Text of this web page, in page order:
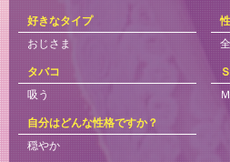
好きなタイプ
おじさま
タバコ
吸う
自分はどんな性格ですか？
穏やか